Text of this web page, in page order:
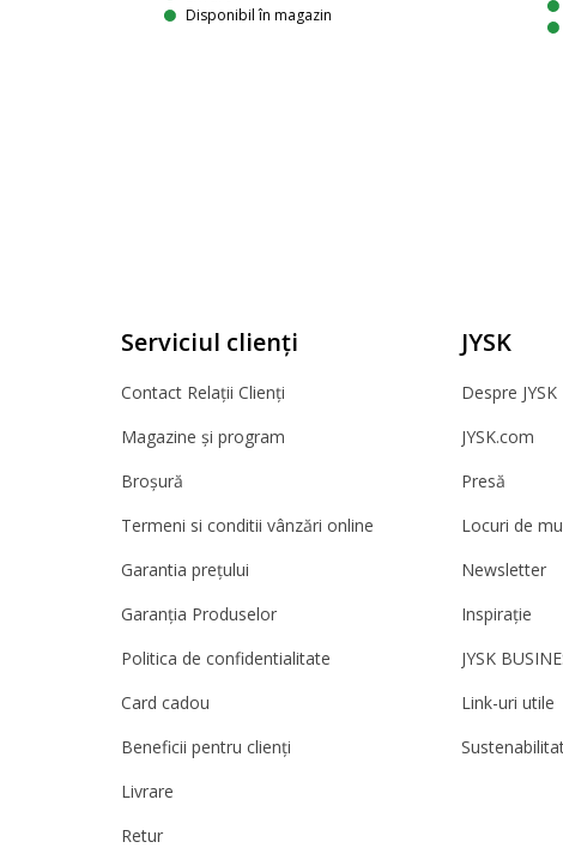
Disponibil în magazin
Serviciul clienți
Contact Relații Clienți
Magazine și program
Broșură
Termeni si conditii vânzări online
Garantia prețului
Garanția Produselor
Politica de confidentialitate
Card cadou
Beneficii pentru clienți
Livrare
Retur
JYSK
Despre JYSK
JYSK.com
Presă
Locuri de
Newsletter
Inspirație
JYSK
Link-uri utile